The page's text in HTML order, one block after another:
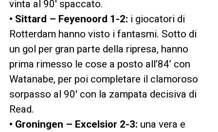
vinta al 90′ spaccato.
• Sittard – Feyenoord 1-2: i giocatori di
Rotterdam hanno visto i fantasmi. Sotto di
un gol per gran parte della ripresa, hanno
prima rimesso le cose a posto all’84’ con
Watanabe, per poi completare il clamoroso
sorpasso al 90′ con la zampata decisiva di
Read.
• Groningen – Excelsior 2-3: una vera e